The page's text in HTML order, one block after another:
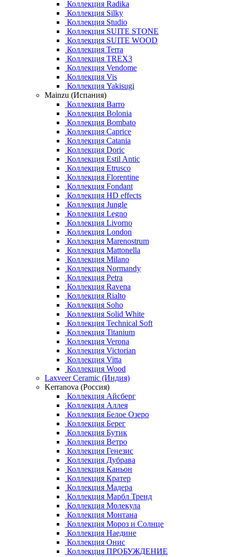
Коллекция Radika
Коллекция Silky
Коллекция Studio
Коллекция SUITE STONE
Коллекция SUITE WOOD
Коллекция Terra
Коллекция TREX3
Коллекция Vendome
Коллекция Vis
Коллекция Yakisugi
Mainzu (Испания)
Коллекция Barro
Коллекция Bolonia
Коллекция Bombato
Коллекция Caprice
Коллекция Catania
Коллекция Doric
Коллекция Estil Antic
Коллекция Etrusco
Коллекция Florentine
Коллекция Fondant
Коллекция HD effects
Коллекция Jungle
Коллекция Legno
Коллекция Livorno
Коллекция London
Коллекция Marenostrum
Коллекция Mattonella
Коллекция Milano
Коллекция Normandy
Коллекция Petra
Коллекция Ravena
Коллекция Rialto
Коллекция Soho
Коллекция Solid White
Коллекция Technical Soft
Коллекция Titanium
Коллекция Verona
Коллекция Victorian
Коллекция Vitta
Коллекция Wood
Laxveer Ceramic (Индия)
Kerranova (Россия)
Коллекция Айсберг
Коллекция Аллея
Коллекция Белое Озеро
Коллекция Берег
Коллекция Бутик
Коллекция Ветро
Коллекция Генезис
Коллекция Дубрава
Коллекция Каньон
Коллекция Кратер
Коллекция Мадера
Коллекция Марбл Тренд
Коллекция Молекула
Коллекция Монтана
Коллекция Мороз и Солнце
Коллекция Наедине
Коллекция Онис
Коллекция ПРОБУЖДЕНИЕ